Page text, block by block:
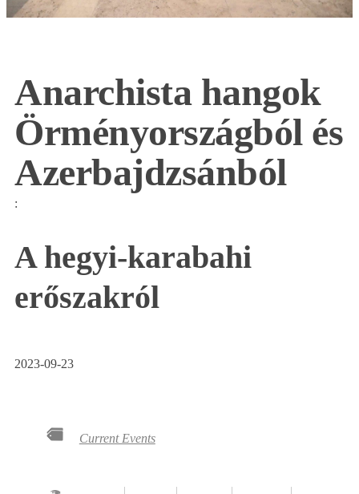
Anarchista hangok
Örményországból és
Azerbajdzsánból
:
A hegyi-karabahi
erőszakról
2023-09-23
Current Events